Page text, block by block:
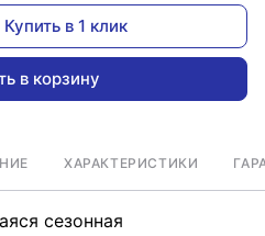
Купить в 1 клик
в корзину
ХАРАКТЕРИСТИКИ
сезонная